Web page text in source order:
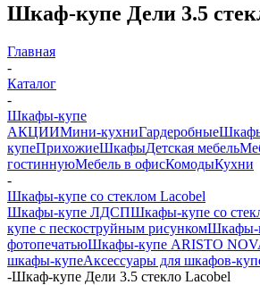
Шкаф-купе Дели 3.5
Главная
-
Каталог
-
Шкафы-купе
АКЦИИМини-кухниГардеробные
купеПрихожиеШкафыДетская мебель
гостиннуюМебель в офисКомодыКухни
-
Шкафы-купе со стеклом Lacobel
Шкафы-купе ЛДСПШкафы-купе со
купе с пескоструйным рисункомШкафы-
фотопечатьюШкафы-купе ARISTO
шкафы-купеАксессуары для шкафов-
-Шкаф-купе Дели 3.5 стекло Lacobel